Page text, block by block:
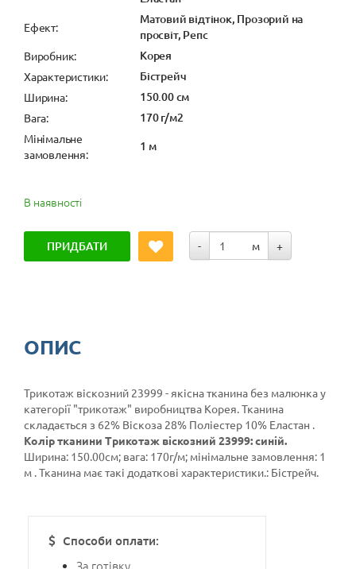
Ефект:
Матовий відтінок, Прозорий на
просвіт, Репс
Виробник: Корея
Характеристики: Бістрейч
Ширина: 150.00 см
Вага: 170 г/м2
Мінімальне
замовлення:
1 м
В наявності
ПРИДБАТИ - м +
ОПИС
Трикотаж віскозний 23999 - якісна тканина без малюнка у
категорії "трикотаж" виробництва Корея. Тканина
складається з 62% Віскоза 28% Поліестер 10% Еластан .
Колір тканини Трикотаж віскозний 23999: синій.
Ширина: 150.00см; вага: 170г/м; мінімальне замовлення: 1
м . Тканина має такі додаткові характеристики.: Бістрейч.
Способи оплати:
За готівку